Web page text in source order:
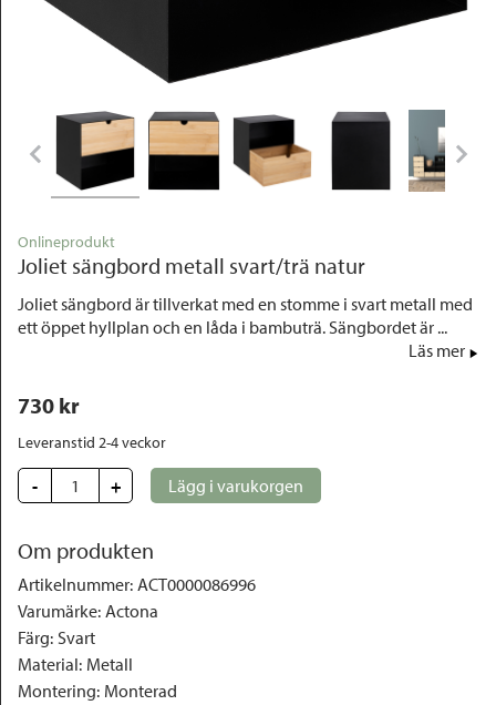
Onlineprodukt
Joliet sängbord metall svart/trä natur
Joliet sängbord är tillverkat med en stomme i svart metall med
ett öppet hyllplan och en låda i bambuträ. Sängbordet är ...
Läs mer
730 kr
Leveranstid 2-4 veckor
- + Lägg i varukorgen
Om produkten
Artikelnummer: ACT0000086996
Varumärke: Actona
Färg: Svart
Material: Metall
Montering: Monterad